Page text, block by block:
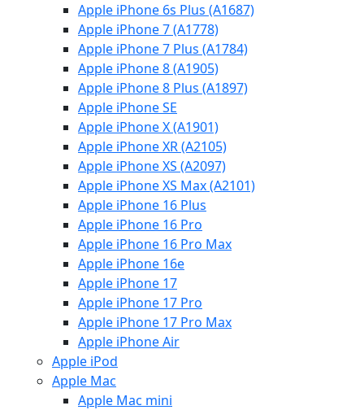
Apple iPhone 6s Plus (A1687)
Apple iPhone 7 (A1778)
Apple iPhone 7 Plus (A1784)
Apple iPhone 8 (A1905)
Apple iPhone 8 Plus (A1897)
Apple iPhone SE
Apple iPhone X (A1901)
Apple iPhone XR (A2105)
Apple iPhone XS (A2097)
Apple iPhone XS Max (A2101)
Apple iPhone 16 Plus
Apple iPhone 16 Pro
Apple iPhone 16 Pro Max
Apple iPhone 16e
Apple iPhone 17
Apple iPhone 17 Pro
Apple iPhone 17 Pro Max
Apple iPhone Air
Apple iPod
Apple Mac
Apple Mac mini